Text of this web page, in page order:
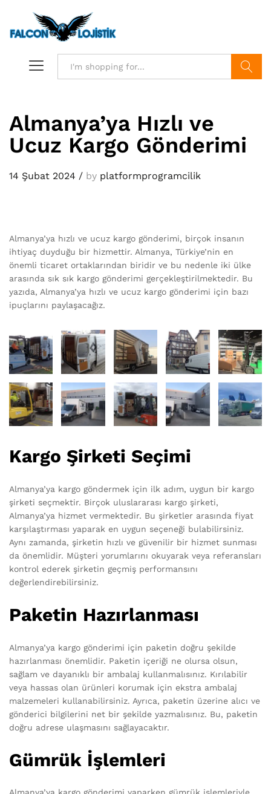
Almanya’ya Hızlı ve
Ucuz Kargo Gönderimi
14 Şubat 2024 / by platformprogramcilik
Almanya’ya hızlı ve ucuz kargo gönderimi, birçok insanın
ihtiyaç duyduğu bir hizmettir. Almanya, Türkiye’nin en
önemli ticaret ortaklarından biridir ve bu nedenle iki ülke
arasında sık sık kargo gönderimi gerçekleştirilmektedir. Bu
yazıda, Almanya’ya hızlı ve ucuz kargo gönderimi için bazı
ipuçlarını paylaşacağız.
Kargo Şirketi Seçimi
Almanya’ya kargo göndermek için ilk adım, uygun bir kargo
şirketi seçmektir. Birçok uluslararası kargo şirketi,
Almanya’ya hizmet vermektedir. Bu şirketler arasında fiyat
karşılaştırması yaparak en uygun seçeneği bulabilirsiniz.
Aynı zamanda, şirketin hızlı ve güvenilir bir hizmet sunması
da önemlidir. Müşteri yorumlarını okuyarak veya referansları
kontrol ederek şirketin geçmiş performansını
değerlendirebilirsiniz.
Paketin Hazırlanması
Almanya’ya kargo gönderimi için paketin doğru şekilde
hazırlanması önemlidir. Paketin içeriği ne olursa olsun,
sağlam ve dayanıklı bir ambalaj kullanmalısınız. Kırılabilir
veya hassas olan ürünleri korumak için ekstra ambalaj
malzemeleri kullanabilirsiniz. Ayrıca, paketin üzerine alıcı ve
gönderici bilgilerini net bir şekilde yazmalısınız. Bu, paketin
doğru adrese ulaşmasını sağlayacaktır.
Gümrük İşlemleri